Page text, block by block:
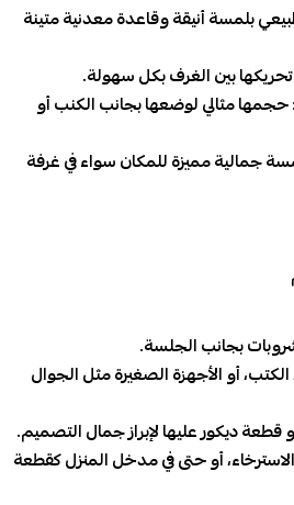
بلمسة أنيقة وقاعدة معدنية متينة
بين الغرف بكل سهولة.
مثالي لوضعها بجانب الكنب أو
جمالية مميزة للمكان سواء في غرفة
بجانب الجلسة.
أو الأجهزة الصغيرة مثل الجوال
ديكور عليها لإبراز جمال التصميم.
أو حتى في مدخل المنزل كقطعة